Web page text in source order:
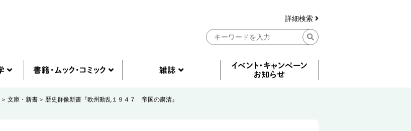
詳細検索
文庫・新書 歴史群像新書『欧州動乱１９４７ 帝国の粛清』